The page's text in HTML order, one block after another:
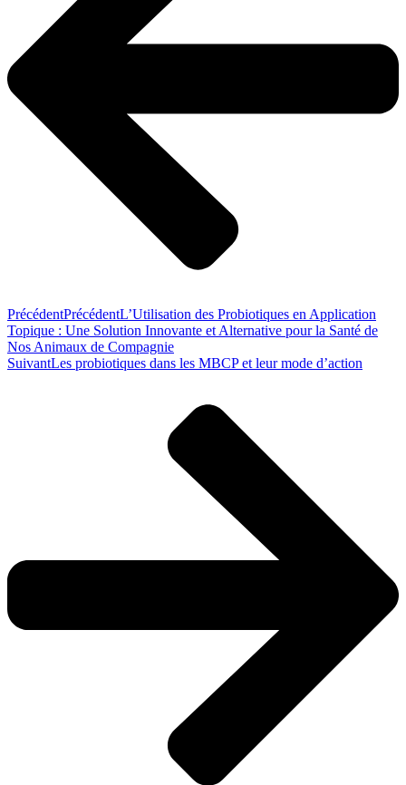
PrécédentPrécédentL’Utilisation des Probiotiques en Application
Topique : Une Solution Innovante et Alternative pour la Santé de
Nos Animaux de Compagnie
SuivantLes probiotiques dans les MBCP et leur mode d’action